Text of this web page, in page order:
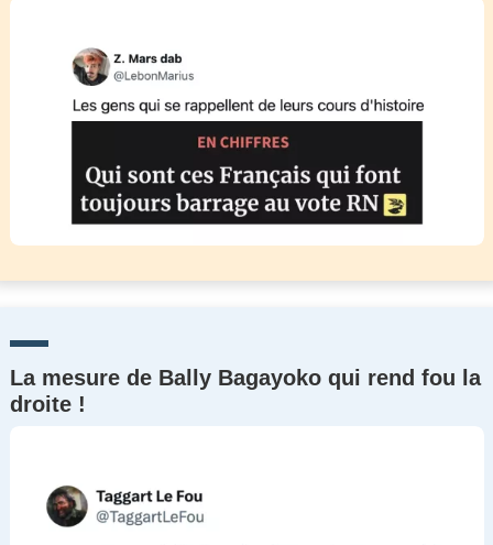
La mesure de Bally Bagayoko qui rend fou la
droite !